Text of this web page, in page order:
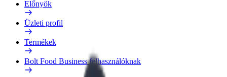
Előnyök
Üzleti profil
Termékek
Bolt Food Business felhasználóknak